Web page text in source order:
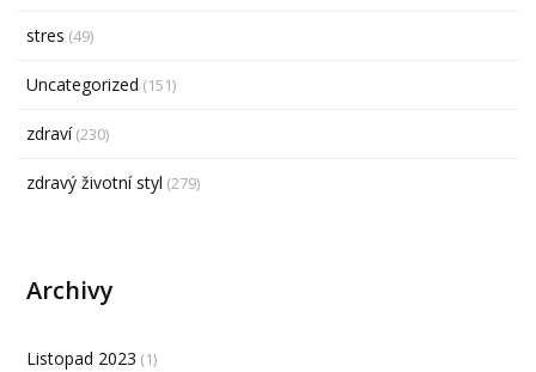
stres (49)
Uncategorized (151)
zdraví(230)
zdravý životní styl (279)
Archivy
Listopad 2023 (1)